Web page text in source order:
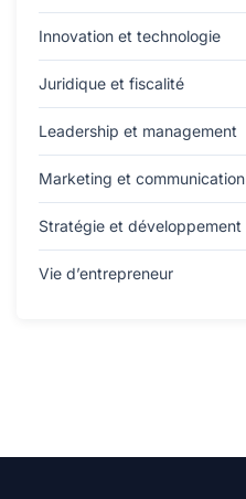
Innovation et technologie
Juridique et fiscalité
Leadership et management
Marketing et communication
Stratégie et développement
Vie d’entrepreneur